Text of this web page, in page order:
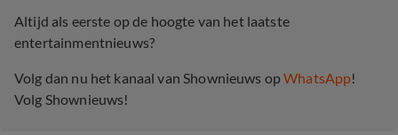
Altijd als eerste op de hoogte van het laatste
entertainmentnieuws?
Volg dan nu het kanaal van Shownieuws opWhatsApp!
Volg Shownieuws!